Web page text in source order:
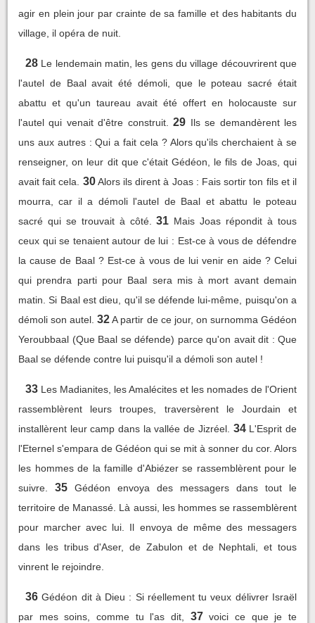
agir en plein jour par crainte de sa famille et des habitants du
village, il opéra de nuit.
28 Le lendemain matin, les gens du village découvrirent que
l'autel de Baal avait été démoli, que le poteau sacré était
abattu et qu'un taureau avait été offert en holocauste sur
l'autel qui venait d'être construit.
29 Ils se demandèrent les
uns aux autres : Qui a fait cela ? Alors qu'ils cherchaient à se
renseigner, on leur dit que c'était Gédéon, le fils de Joas, qui
avait fait cela.
30 Alors ils dirent à Joas : Fais sortir ton fils et il
mourra, car il a démoli l'autel de Baal et abattu le poteau
sacré qui se trouvait à côté.
31 Mais Joas répondit à tous
ceux qui se tenaient autour de lui : Est-ce à vous de défendre
la cause de Baal ? Est-ce à vous de lui venir en aide ? Celui
qui prendra parti pour Baal sera mis à mort avant demain
matin. Si Baal est dieu, qu'il se défende lui-même, puisqu'on a
démoli son autel. 32 A partir de ce jour, on surnomma Gédéon
Yeroubbaal (Que Baal se défende) parce qu'on avait dit : Que
Baal se défende contre lui puisqu'il a démoli son autel !
33 Les Madianites, les Amalécites et les nomades de l'Orient
rassemblèrent leurs troupes, traversèrent le Jourdain et
installèrent leur camp dans la vallée de Jizréel. 34 L'Esprit de
l'Eternel s'empara de Gédéon qui se mit à sonner du cor. Alors
les hommes de la famille d'Abiézer se rassemblèrent pour le
suivre.
35
Gédéon envoya des messagers dans tout le
territoire de Manassé. Là aussi, les hommes se rassemblèrent
pour marcher avec lui. Il envoya de même des messagers
dans les tribus d'Aser, de Zabulon et de Nephtali, et tous
vinrent le rejoindre.
36 Gédéon dit à Dieu : Si réellement tu veux délivrer Israël
par mes soins, comme tu l'as dit,
37 voici ce que je te